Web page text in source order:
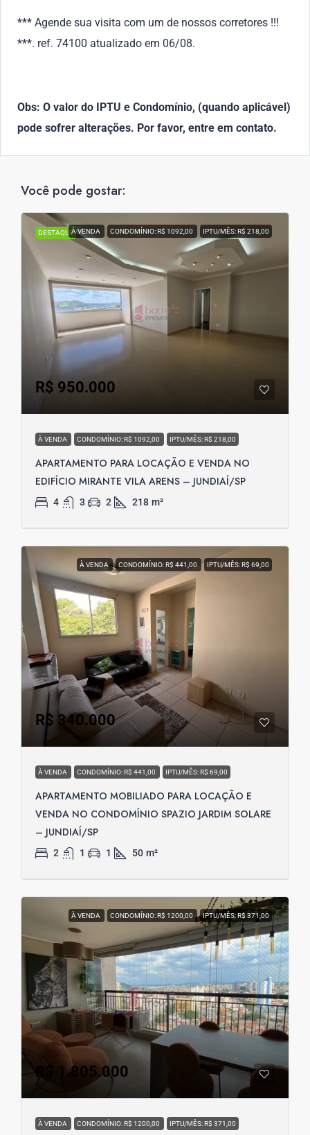
*** Agende sua visita com um de nossos corretores !!!
***. ref. 74100 atualizado em 06/08.
Obs: O valor do IPTU e Condomínio, (quando aplicável)
pode sofrer alterações. Por favor, entre em contato.
Você pode gostar:
DESTAQUEÀ VENDA CONDOMÍNIO: R$ 1092,00 IPTU/MÊS: R$ 218,00
R$ 950.000
À VENDA CONDOMÍNIO: R$ 1092,00 IPTU/MÊS: R$ 218,00
APARTAMENTO PARA LOCAÇÃO E VENDA NO
EDIFÍCIO MIRANTE VILA ARENS – JUNDIAÍ/SP
4 3 2 218 m²
À VENDA CONDOMÍNIO: R$ 441,00 IPTU/MÊS: R$ 69,00
R$ 340.000
À VENDA CONDOMÍNIO: R$ 441,00 IPTU/MÊS: R$ 69,00
APARTAMENTO MOBILIADO PARA LOCAÇÃO E
VENDA NO CONDOMÍNIO SPAZIO JARDIM SOLARE
– JUNDIAÍ/SP
2 1 1 50 m²
À VENDA CONDOMÍNIO: R$ 1200,00 IPTU/MÊS: R$ 371,00
R$ 1.805.000
À VENDA CONDOMÍNIO: R$ 1200,00 IPTU/MÊS: R$ 371,00